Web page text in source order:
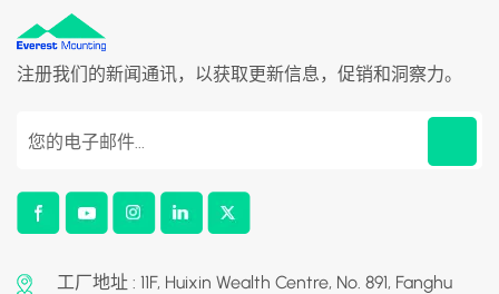
注册我们的新闻通讯，以获取更新信息，促销和洞察力。
工厂地址 : 11F, Huixin Wealth Centre, No. 891, Fanghu